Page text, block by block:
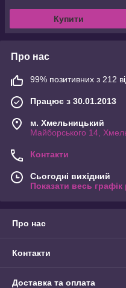
Купити
Про нас
99% позитивних з 212
Працює з 30.01.2013
м. Хмельницький
Майборського 14,
Контакти
Сьогодні вихідний
Показати весь графік
Про нас
Контакти
Доставка та оплата